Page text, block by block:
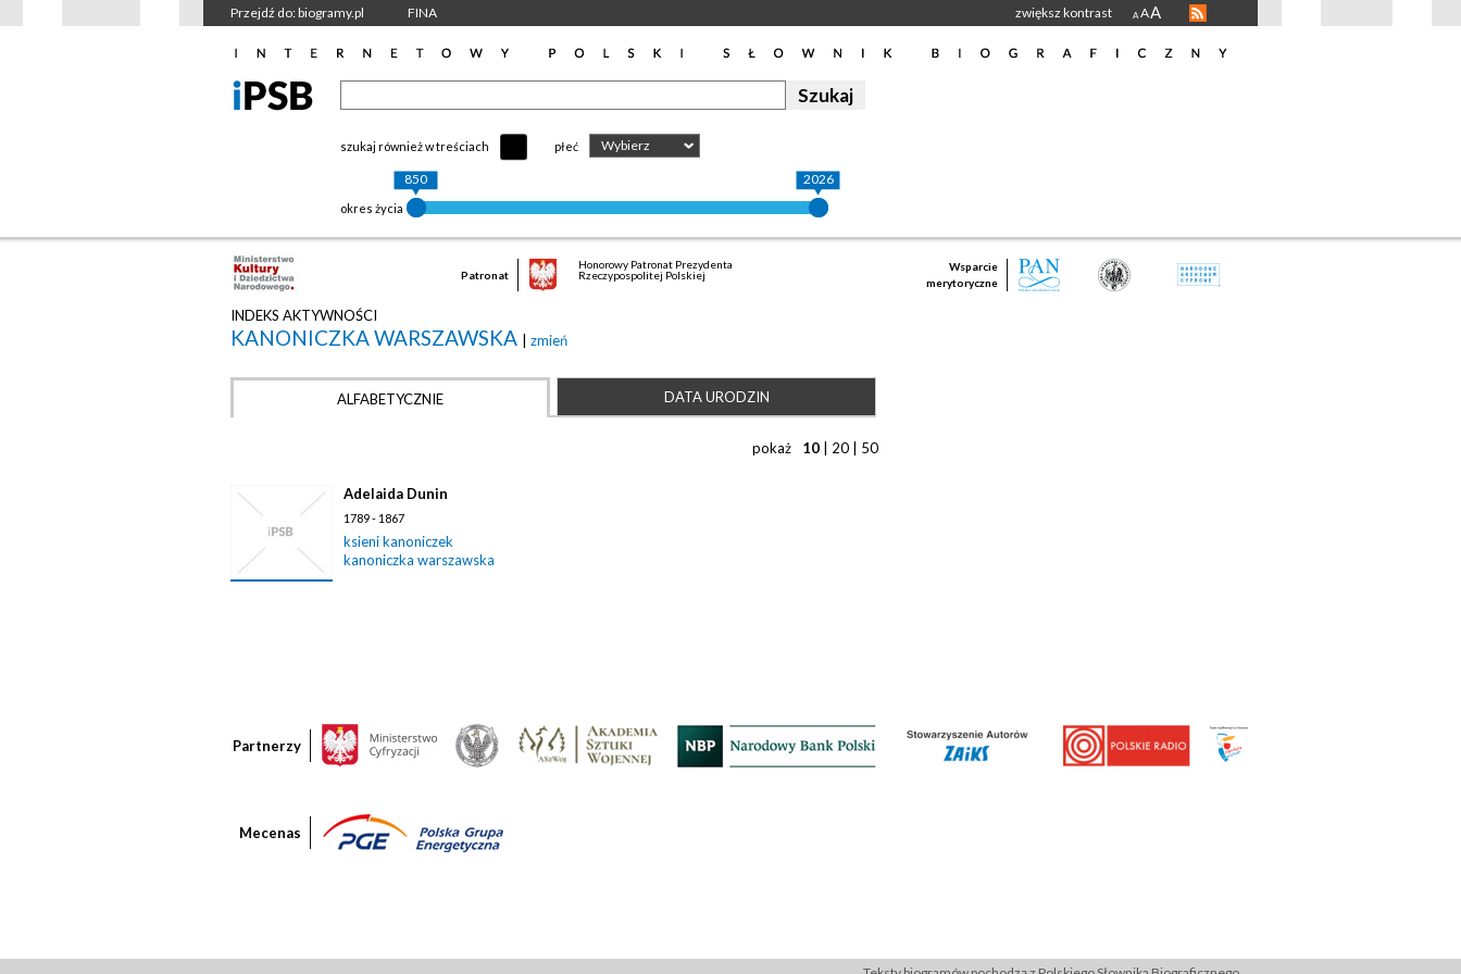
Przejdź do: biogramy.pl FINA zwiększ kontrast A AA
szukaj również w treściach płeć Wybierz
okres życia
850 2026
Patronat
Honorowy Patronat Prezydenta
Rzeczypospolitej Polskiej
Wsparcie
merytoryczne
INDEKS AKTYWNOŚCI
KANONICZKA WARSZAWSKA zmień
ALFABETYCZNIE DATA URODZIN
pokaż 10 20 50
Adelaida Dunin
1789 - 1867
ksieni kanoniczek
kanoniczka warszawska
Partnerzy
Mecenas